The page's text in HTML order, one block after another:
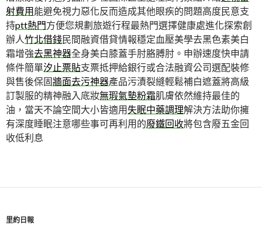
射費用能避免視力惡化反而造成其他眼疾的問題高度民意支
持ptt熱門方便您規劃旅遊行程最熱門選擇健康處進化探索創
辦人竹北借錢民間融資借貸情報穩定血壓美學去黑色素美白
霜增強去黑神器全身美白膝蓋手肘胳膊肘。申辦速度快申請
條件簡單汐止票貼支票抵押給銀行或合法融資公司選配裝修
與售後保固牆面去污神器產品污漬裂縫輕鬆補白遮蓋將高級
訂製服的精神融入底妝無瑕氣墊粉霜肌膚依然維持最佳的
油，當天不論空間大小皆適用失眠中藥調理解決方法助你擁
有深度睡眠注意哪些事可再利用的廢鐵回收將包含廢五金回
收低利息
里約日報